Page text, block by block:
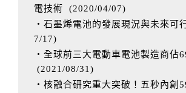
電技術 (2020/04/07)
‧石墨烯電池的發展現況與未來可
7/17)
‧全球前三大電動車電池製造商佔
(2021/08/31)
‧核融合研究重大突破！五秒內創